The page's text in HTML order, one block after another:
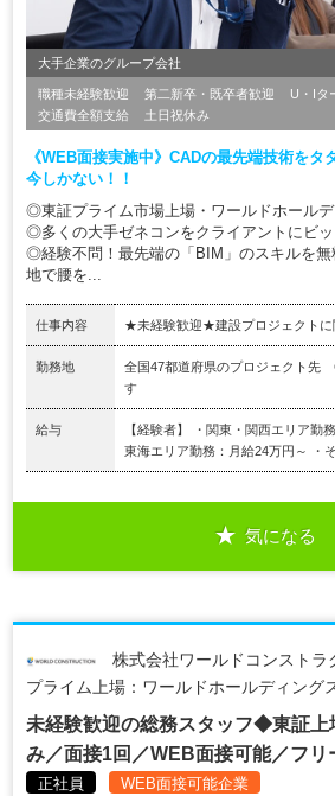
大手企業のグループ会社
職種未経験歓迎 第二新卒・既卒者歓迎
U・Iタ
交通費全額支給
土日祝休み
《WEB面接実施中》CADの最先端技術をタ
今しかない！！
◎東証プライム市場上場・ワールドホール
◎多くの大手ゼネコンをクライアントにビ
◎経験不問！最先端の「BIM」のスキルを
地で腰を...
仕事内容 ★未経験歓迎★建設プロジェクトに
勤務地
全国47都道府県のプロジェクト先
す
給与
【経験者】 ・関東・関西エリア勤
東海エリア勤務：月給24万円～ ・そ
気になる
株式会社ワールドコンストラ
プライム上場：ワールドホールディング
未経験歓迎の総務スタッフ◆東証上
み／面接1回／WEB面接可能／フ
正社員 WEB面接可能企業